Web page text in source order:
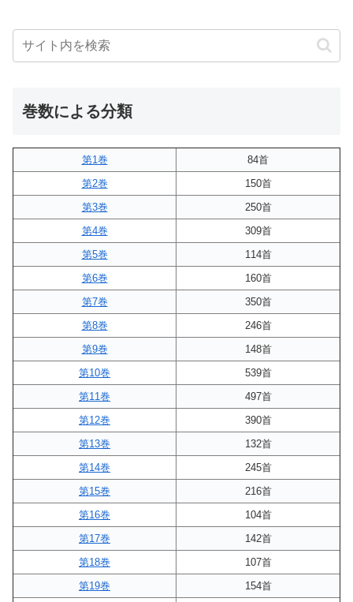
巻数による分類
第1巻
84首
第2巻
150首
第3巻
250首
第4巻
309首
第5巻
114首
第6巻
160首
第7巻
350首
第8巻
246首
第9巻
148首
第10巻
539首
第11巻
497首
第12巻
390首
第13巻
132首
第14巻
245首
第15巻
216首
第16巻
104首
第17巻
142首
第18巻
107首
第19巻
154首